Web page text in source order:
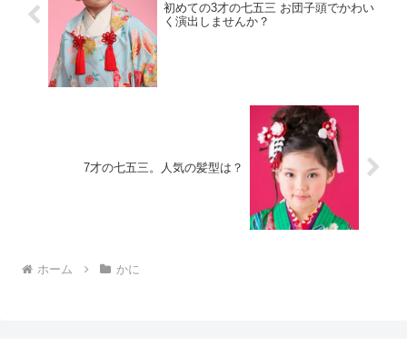
初めての3才の七五三 お団子頭でかわい
く演出しませんか？
7才の七五三。人気の髪型は？
ホーム かに